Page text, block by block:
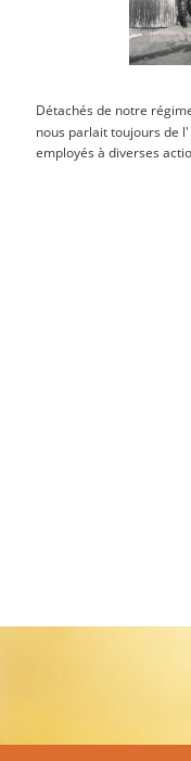
Détachés de notre
nous parlait toujours de
employés à diverses